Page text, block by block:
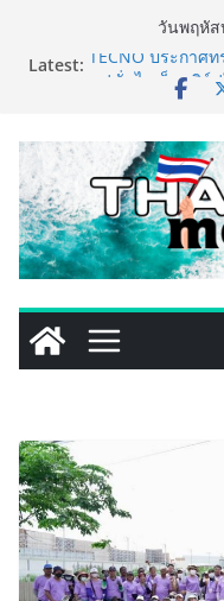
วันพฤหัส
Latest: TECNO ประกาศ
แฟชั่นไอเท็ม เสิ
ครั้งแรกของอุตส
มิตรโมเดิร์นเทรด
WORRY FREE”
ยกระดับความมั่น
บริการหลังการขา
434 วันแห่งการร
เด็กพิเศษทองผาภู
ทางการศึกษาให้เ
เปลี่ยนพื้นที่ว่างเป
ททท. ประกาศควา
5 ผนึก 9 พันธมิตร
แห่งใหม่ในชลบุรี
ออกเฉียงใต้ เสริม